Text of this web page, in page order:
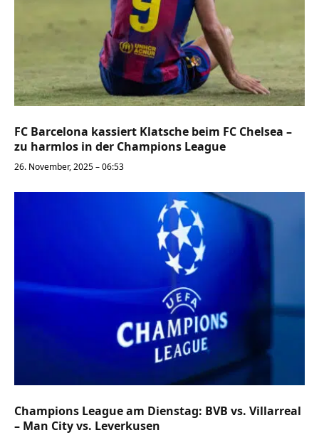
FC Barcelona kassiert Klatsche beim FC Chelsea –
zu harmlos in der Champions League
26. November, 2025 – 06:53
Champions League am Dienstag: BVB vs. Villarreal
– Man City vs. Leverkusen